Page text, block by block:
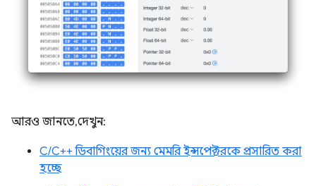
আরও জানতে, দেখুন:
C/C++ ডিবাগিংয়ের জন্য মেমরি ইন্সপেক্টরকে প্রসারিত করা
হচ্ছে